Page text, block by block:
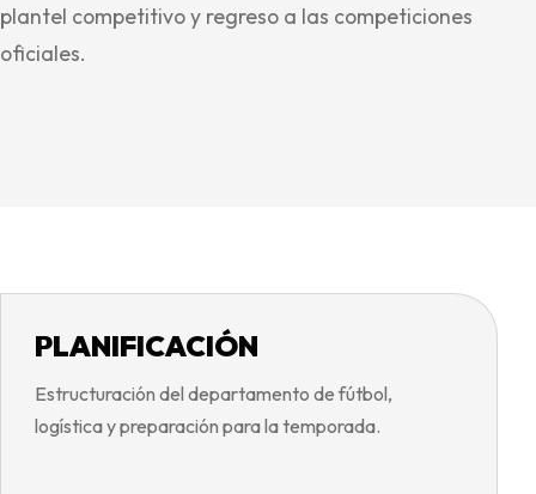
plantel competitivo y regreso a las competiciones
oficiales.
PLANIFICACIÓN
Estructuración del departamento de fútbol,
logística y preparación para la temporada.